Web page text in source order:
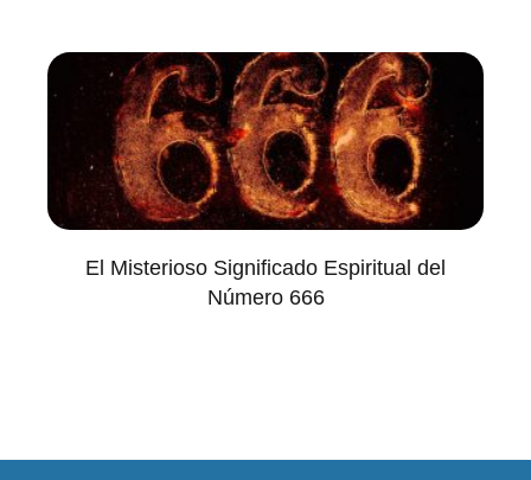
El Misterioso Significado Espiritual del
Número 666